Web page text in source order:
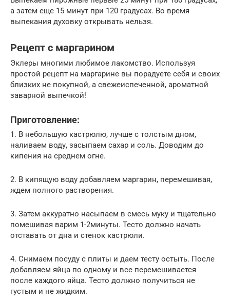
а затем еще 15 минут при 120 градусах. Во время
выпекания духовку открывать нельзя.
Рецепт с маргарином
Эклеры многими любимое лакомство. Используя
простой рецепт на маргарине вы порадуете себя и своих
близких не покупной, а свежеиспеченной, ароматной
заварной выпечкой!
Приготовление:
1. В небольшую кастрюлю, лучше с толстым дном,
наливаем воду, засыпаем сахар и соль. Доводим до
кипения на среднем огне.
2. В кипящую воду добавляем маргарин, перемешивая,
ждем полного растворения.
3. Затем аккуратно насыпаем в смесь муку и тщательно
помешивая варим 1-2минуты. Тесто должно начать
отставать от дна и стенок кастрюли.
4. Снимаем посуду с плиты и даем тесту остыть. После
добавляем яйца по одному и все перемешивается
после каждого яйца. Тесто должно получиться не
густым и не жидким.